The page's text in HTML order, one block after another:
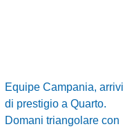
Equipe Campania, arrivi
di prestigio a Quarto.
Domani triangolare con